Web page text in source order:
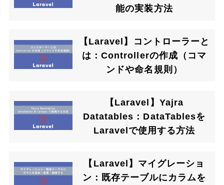
能の実装方法
【Laravel】コントローラーと
は：Controllerの作成（コマ
ンドや命名規則）
【Laravel】Yajra
Datatables：DataTablesを
Laravelで使用する方法
【Laravel】マイグレーショ
ン：既存テーブルにカラムを